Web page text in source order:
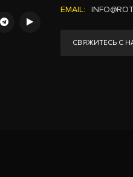
EMAIL:
СВЯЖИТЕСЬ С